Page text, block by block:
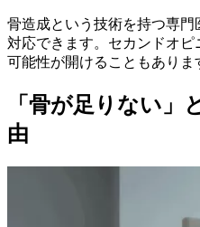
骨造成という技術を持つ専
対応できます。セカンドオ
可能性が開けることもありま
「骨が足りない」
由